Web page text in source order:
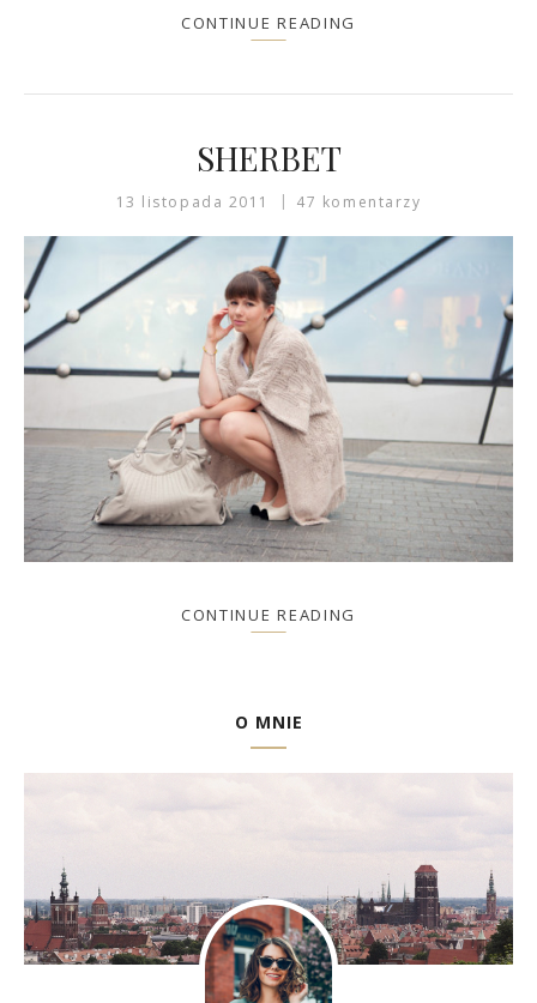
CONTINUE READING
SHERBET
13 listopada 2011 47 komentarzy
CONTINUE READING
O MNIE